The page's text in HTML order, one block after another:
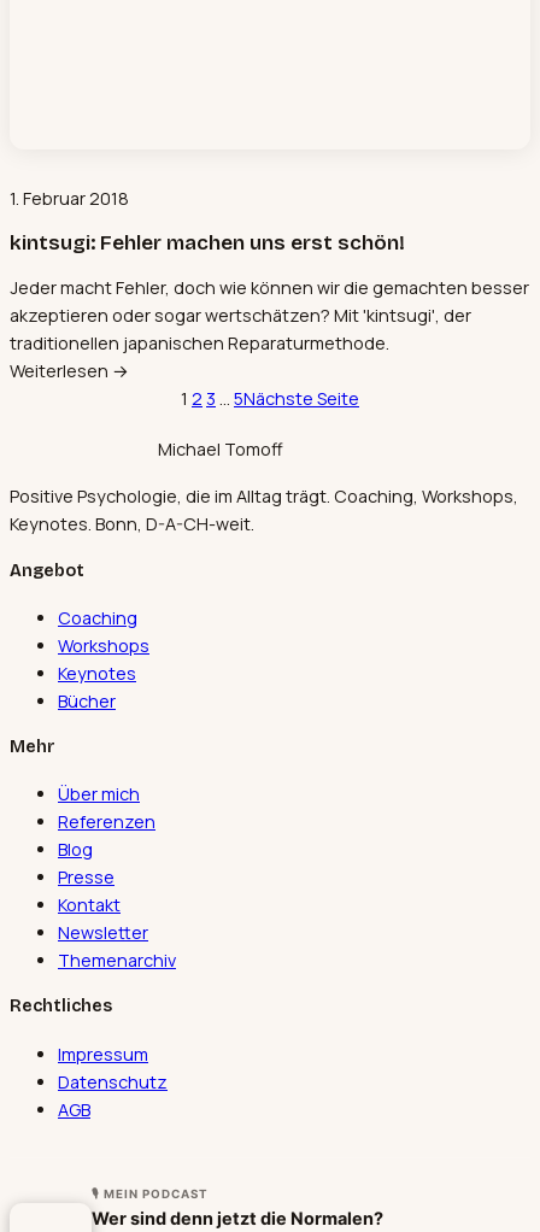
1. Februar 2018
kintsugi: Fehler machen uns erst schön!
Jeder macht Fehler, doch wie können wir die gemachten besser
akzeptieren oder sogar wertschätzen? Mit 'kintsugi', der
traditionellen japanischen Reparaturmethode.
Weiterlesen →
1 2 3 … 5Nächste Seite
Michael Tomoff
Positive Psychologie, die im Alltag trägt. Coaching, Workshops,
Keynotes. Bonn, D-A-CH-weit.
Angebot
Coaching
Workshops
Keynotes
Bücher
Mehr
Über mich
Referenzen
Blog
Presse
Kontakt
Newsletter
Themenarchiv
Rechtliches
Impressum
Datenschutz
AGB
🎙 MEIN PODCAST
Wer sind denn jetzt die Normalen?